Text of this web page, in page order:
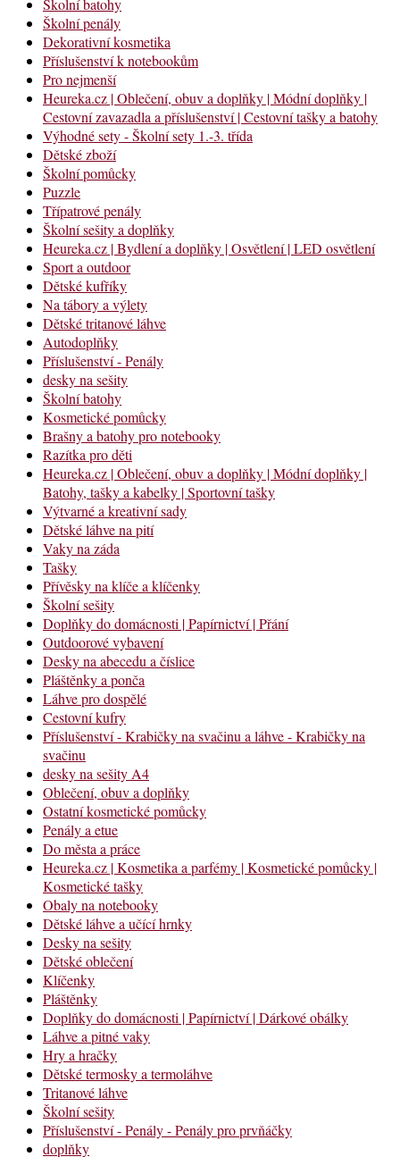
Školní batohy
Školní penály
Dekorativní kosmetika
Příslušenství k notebookům
Pro nejmenší
Heureka.cz | Oblečení, obuv a doplňky | Módní doplňky |
Cestovní zavazadla a příslušenství | Cestovní tašky a batohy
Výhodné sety - Školní sety 1.-3. třída
Dětské zboží
Školní pomůcky
Puzzle
Třípatrové penály
Školní sešity a doplňky
Heureka.cz | Bydlení a doplňky | Osvětlení | LED osvětlení
Sport a outdoor
Dětské kufříky
Na tábory a výlety
Dětské tritanové láhve
Autodoplňky
Příslušenství - Penály
desky na sešity
Školní batohy
Kosmetické pomůcky
Brašny a batohy pro notebooky
Razítka pro děti
Heureka.cz | Oblečení, obuv a doplňky | Módní doplňky |
Batohy, tašky a kabelky | Sportovní tašky
Výtvarné a kreativní sady
Dětské láhve na pití
Vaky na záda
Tašky
Přívěsky na klíče a klíčenky
Školní sešity
Doplňky do domácnosti | Papírnictví | Přání
Outdoorové vybavení
Desky na abecedu a číslice
Pláštěnky a ponča
Láhve pro dospělé
Cestovní kufry
Příslušenství - Krabičky na svačinu a láhve - Krabičky na
svačinu
desky na sešity A4
Oblečení, obuv a doplňky
Ostatní kosmetické pomůcky
Penály a etue
Do města a práce
Heureka.cz | Kosmetika a parfémy | Kosmetické pomůcky |
Kosmetické tašky
Obaly na notebooky
Dětské láhve a učící hrnky
Desky na sešity
Dětské oblečení
Klíčenky
Pláštěnky
Doplňky do domácnosti | Papírnictví | Dárkové obálky
Láhve a pitné vaky
Hry a hračky
Dětské termosky a termoláhve
Tritanové láhve
Školní sešity
Příslušenství - Penály - Penály pro prvňáčky
doplňky